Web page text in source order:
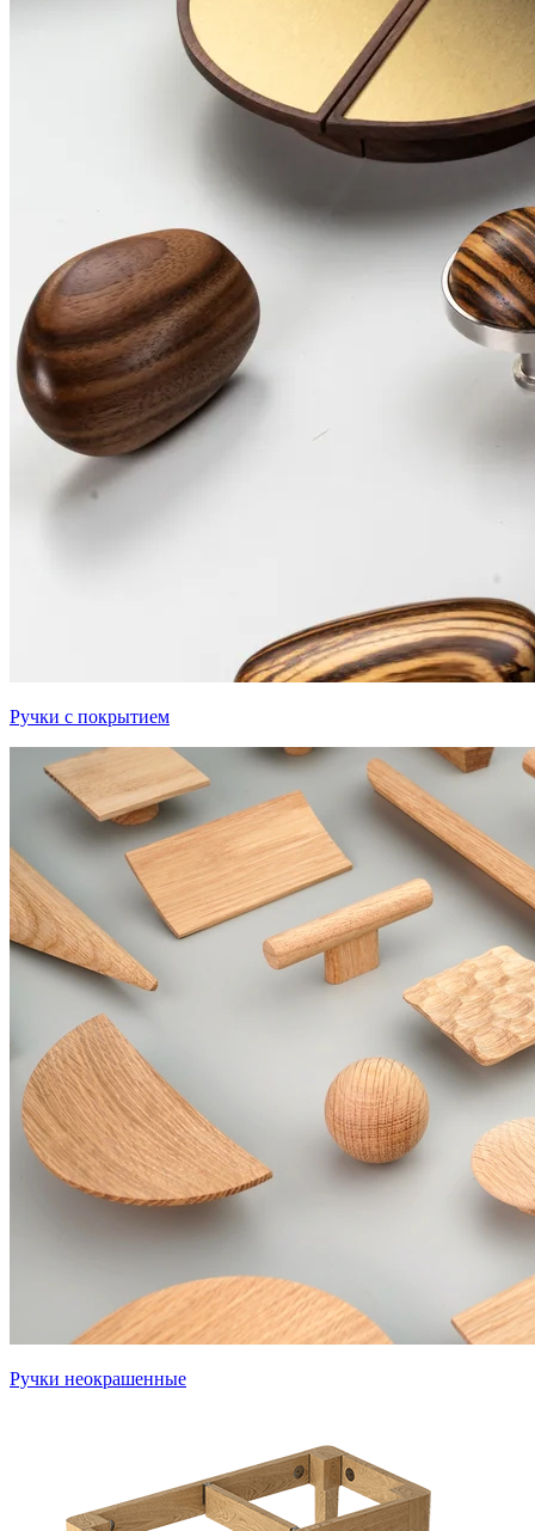
Ручки с покрытием
Ручки неокрашенные